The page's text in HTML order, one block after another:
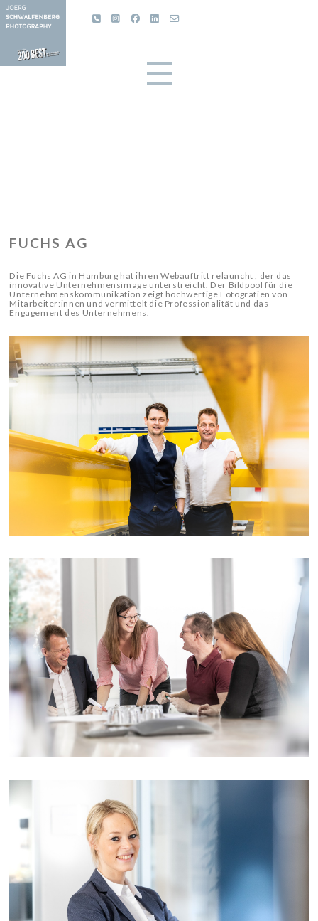
FUCHS AG
Die Fuchs AG in Hamburg hat ihren Webauftritt relauncht , der das
innovative Unternehmensimage unterstreicht. Der Bildpool für die
Unternehmenskommunikation zeigt hochwertige Fotografien von
Mitarbeiter:innen und vermittelt die Professionalität und das
Engagement des Unternehmens.